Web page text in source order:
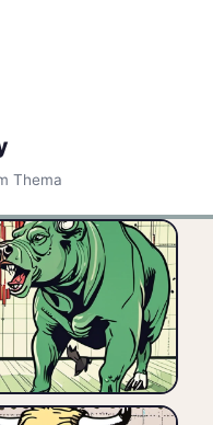
Thema
13. Juni 2026:
Marktentwicklungen,
Tagestrend und
Termine.
Tagesanalyse
🏷️ DAX
Markt
🏷️ Daily